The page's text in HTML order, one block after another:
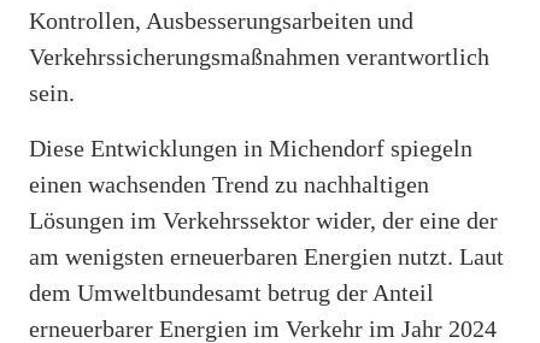
Kontrollen, Ausbesserungsarbeiten und
Verkehrssicherungsmaßnahmen verantwortlich
sein.
Diese Entwicklungen in Michendorf spiegeln
einen wachsenden Trend zu nachhaltigen
Lösungen im Verkehrssektor wider, der eine der
am wenigsten erneuerbaren Energien nutzt. Laut
dem Umweltbundesamt betrug der Anteil
erneuerbarer Energien im Verkehr im Jahr 2024